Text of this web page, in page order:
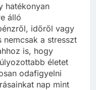
hatékonyan
álló
időről vagy
a stresszt
is, hogy
életet
odafigyelni
nap mint